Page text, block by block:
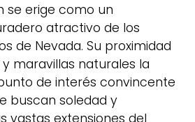
se erige como un
atractivo de los
de Nevada. Su proximidad
maravillas naturales la
de interés convincente
buscan soledad y